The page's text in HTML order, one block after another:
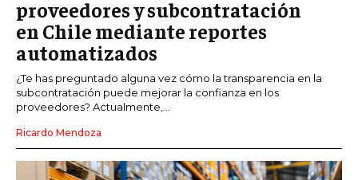
proveedores y subcontratación
en Chile mediante reportes
automatizados
¿Te has preguntado alguna vez cómo la transparencia en la
subcontratación puede mejorar la confianza en los
proveedores? Actualmente,...
Ricardo Mendoza